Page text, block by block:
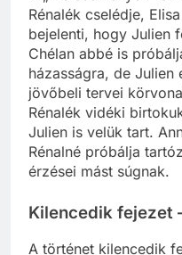
A „Kis események”
Rénalék cselédje,
bejelenti, hogy Julien
Chélan abbé is
házasságra, de Julien
jövőbeli tervei
Rénalék vidéki
Julien is velük tart.
Rénalné próbálja
Kilencedik fejezet